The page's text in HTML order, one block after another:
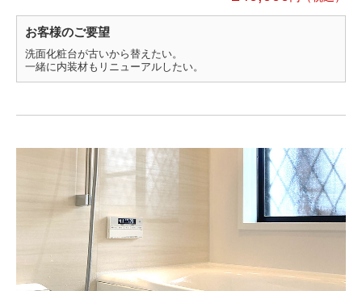
お客様のご要望
洗面化粧台が古いから替えたい。
一緒に内装材もリニューアルしたい。